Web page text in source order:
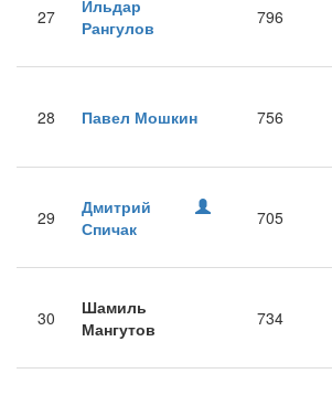
27
Ильдар
Рангулов
796
28 Павел Мошкин 756
29
Дмитрий
Спичак
705
30
Шамиль
Мангутов
734